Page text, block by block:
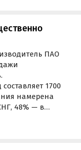
ПАО
1700
намерена
48% — в